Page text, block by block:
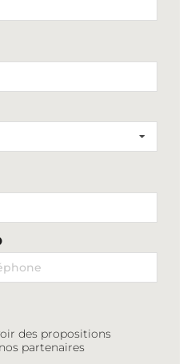
des propositions
partenaires